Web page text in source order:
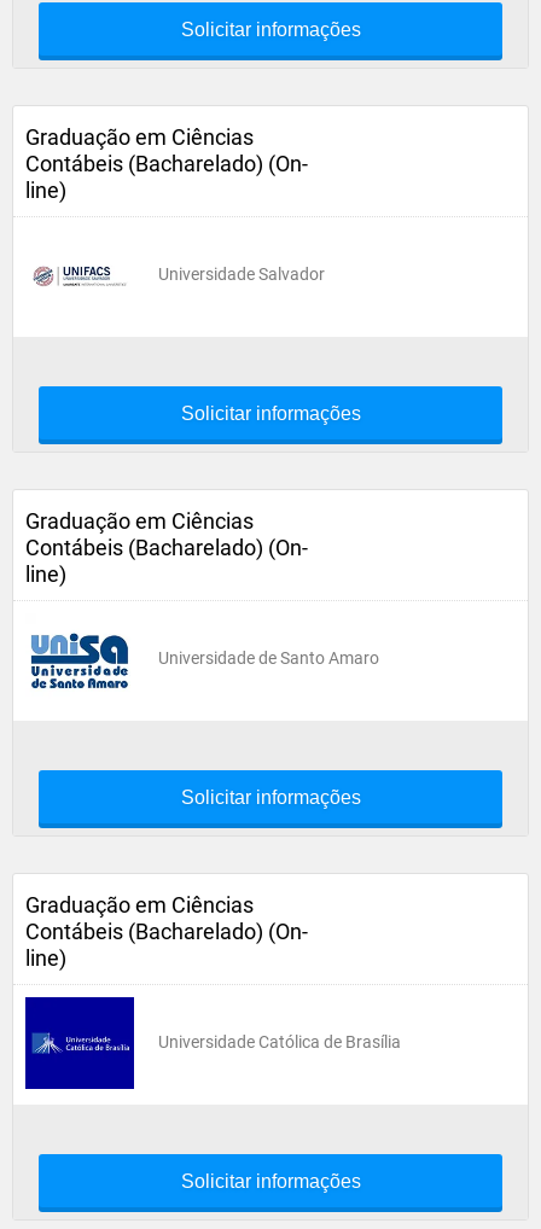
Solicitar informações
Graduação em Ciências
Contábeis (Bacharelado) (On-
line)
Universidade Salvador
Solicitar informações
Graduação em Ciências
Contábeis (Bacharelado) (On-
line)
Universidade de Santo Amaro
Solicitar informações
Graduação em Ciências
Contábeis (Bacharelado) (On-
line)
Universidade Católica de Brasília
Solicitar informações